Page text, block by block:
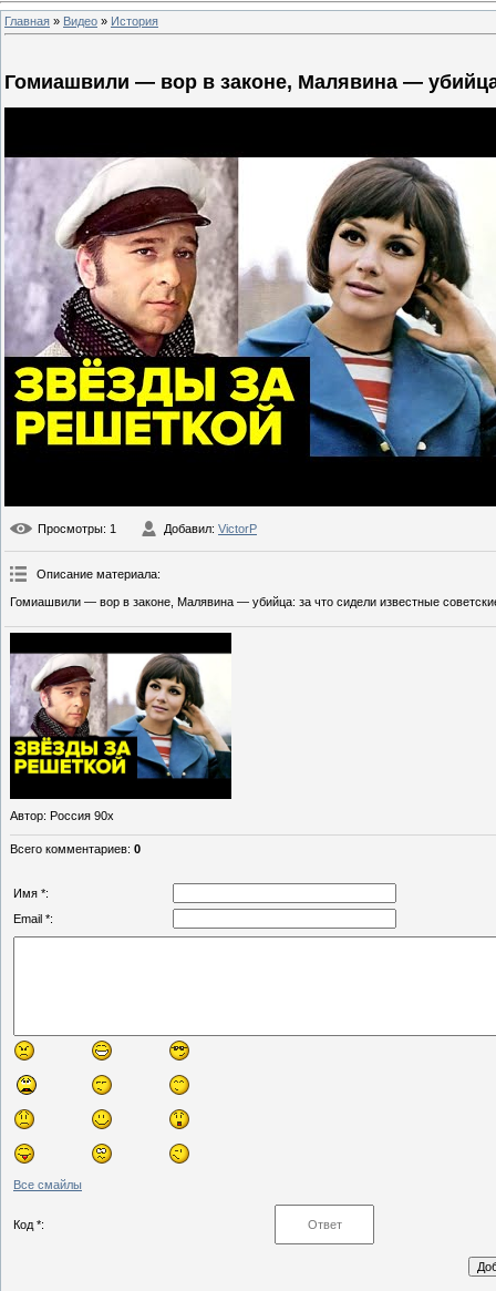
Главная » Видео » История
Гомиашвили — вор в законе, Малявина —
Просмотры: 1 Добавил: VictorP
Описание материала:
Гомиашвили — вор в законе, Малявина — убийца: за что сидели известные
Автор: Россия 90х
Всего комментариев: 0
Имя *:
Email *:
Все смайлы
Код *: